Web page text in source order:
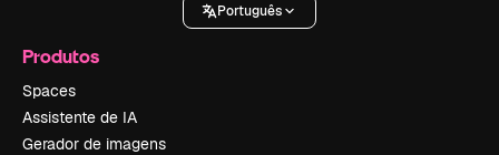
Português
Produtos
Spaces
Assistente de IA
Gerador de imagens